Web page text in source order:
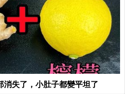
消失了，小肚子都變平坦了